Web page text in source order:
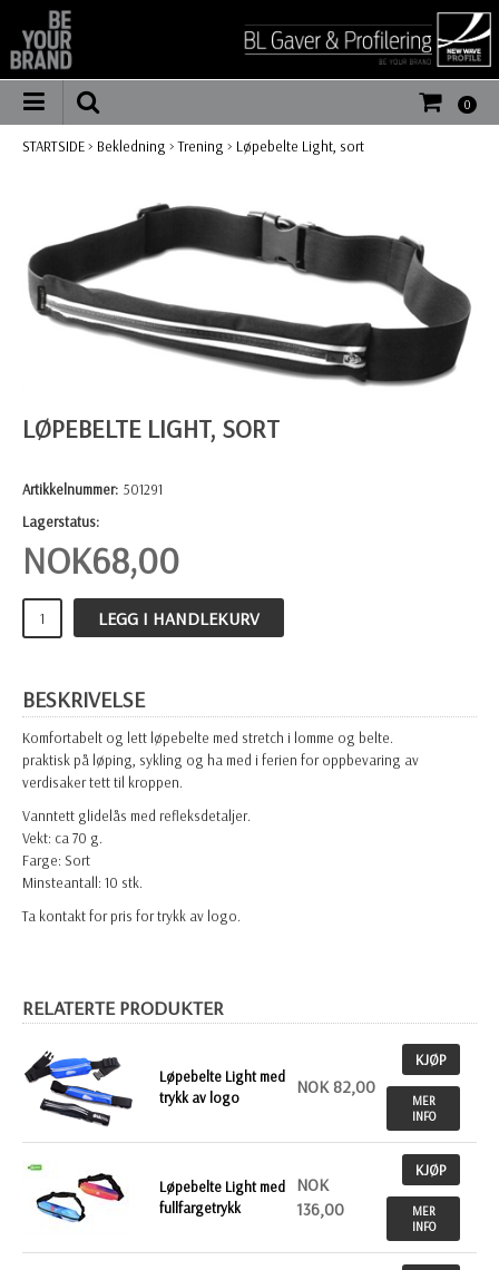
0
STARTSIDE> Bekledning >Trening > Løpebelte Light, sort
LØPEBELTE LIGHT, SORT
Artikkelnummer: 501291
Lagerstatus:
NOK68,00
LEGG I HANDLEKURV
BESKRIVELSE
Komfortabelt og lett løpebelte med stretch i lomme og belte.
praktisk på løping, sykling og ha med i ferien for oppbevaring av
verdisaker tett til kroppen.
Vanntett glidelås med refleksdetaljer.
Vekt: ca 70 g.
Farge: Sort
Minsteantall: 10 stk.
Ta kontakt for pris for trykk av logo.
RELATERTE PRODUKTER
Løpebelte Light med
trykk av logo
NOK 82,00
KJØP
MER
INFO
Løpebelte Light med
fullfargetrykk
NOK
136,00
KJØP
MER
INFO